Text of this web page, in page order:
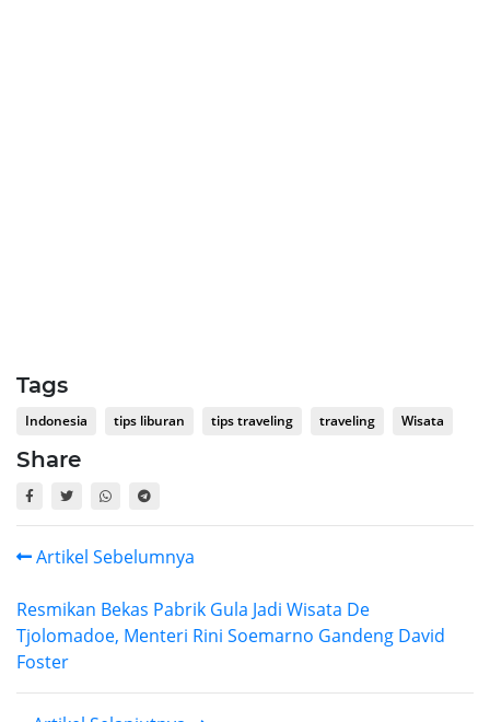
Tags
Indonesia tips liburan tips traveling traveling Wisata
Share
Artikel Sebelumnya
Resmikan Bekas Pabrik Gula Jadi Wisata De
Tjolomadoe, Menteri Rini Soemarno Gandeng David
Foster